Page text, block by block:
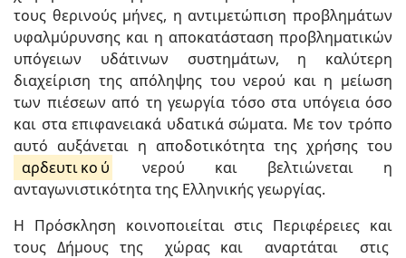
τους θερινούς μήνες, η αντιμετώπιση προβλημάτων
υφαλμύρυνσης και η αποκατάσταση προβληματικών
υπόγειων υδάτινων συστημάτων, η καλύτερη
διαχείριση της απόληψης του νερού και η μείωση
των πιέσεων από τη γεωργία τόσο στα υπόγεια όσο
και στα επιφανειακά υδατικά σώματα. Με τον τρόπο
αυτό αυξάνεται η αποδοτικότητα της χρήσης του
αρδευτικο ύ
νερού και βελτιώνεται η
ανταγωνιστικότητα της Ελληνικής γεωργίας.
Η Πρόσκληση κοινοποιείται στις Περιφέρειες και
τους Δήμους της χώρας και αναρτάται στις